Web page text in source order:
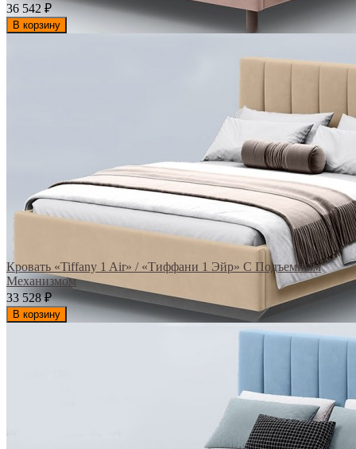
36 542 ₽
В корзину
Кровать «Tiffany 1 Air» / «Тиффани 1 Эйр» С Подъемным
Механизмом
33 528₽
В корзину